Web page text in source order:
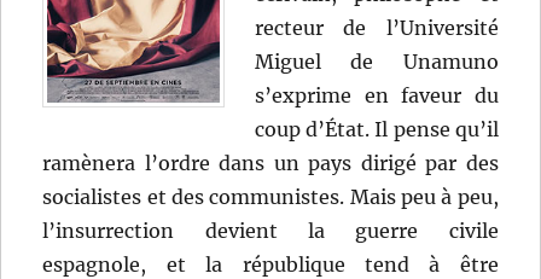
recteur de l’Université
Miguel de Unamuno
s’exprime en faveur du
coup d’État. Il pense qu’il
ramènera l’ordre dans un pays dirigé par des
socialistes et des communistes. Mais peu à peu,
l’insurrection devient la guerre civile
espagnole, et la république tend à être